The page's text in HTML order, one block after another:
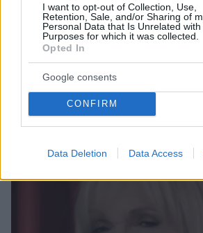
I want to opt-out of Collection, Use,
Retention, Sale, and/or Sharing of
Personal Data that Is Unrelated
Purposes for which it was collected.
Opted In
Google consents
CONFIRM
Data Deletion Data Access
Όταν χώρισα από τον πρώτο μου
λεφτά, δεν με βοήθησε κανένας,
Άννα Φόνσου
Ούτε ένας δεν με πήρε ποτέ
πει «Άννα, τι γίνεται τώρα; Πού
30.05.2025, 20:33 11